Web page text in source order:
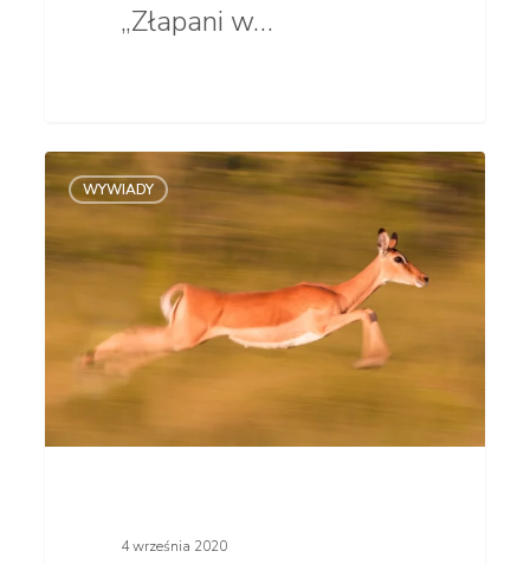
„Złapani w…
Jak
stworzyć
nazwę
w 60
minut?
WYWIADY
4 września 2020